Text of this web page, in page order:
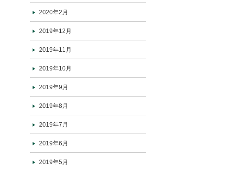
2020年2月
2019年12月
2019年11月
2019年10月
2019年9月
2019年8月
2019年7月
2019年6月
2019年5月